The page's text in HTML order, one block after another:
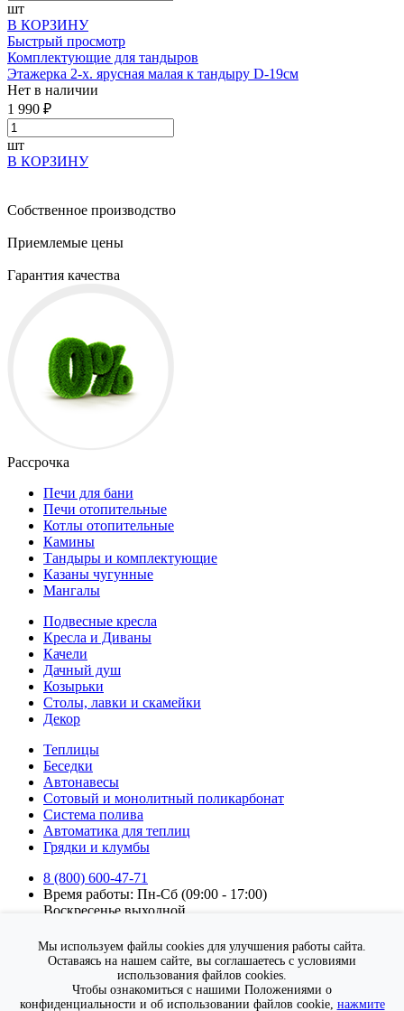
шт
В КОРЗИНУ
Быстрый просмотр
Комплектующие для тандыров
Этажерка 2-х. ярусная малая к тандыру D-19см
Нет в наличии
1 990 ₽
шт
В КОРЗИНУ
Собственное производство
Приемлемые цены
Гарантия качества
Рассрочка
Печи для бани
Печи отопительные
Котлы отопительные
Камины
Тандыры и комплектующие
Казаны чугунные
Мангалы
Подвесные кресла
Кресла и Диваны
Качели
Дачный душ
Козырьки
Столы, лавки и скамейки
Декор
Теплицы
Беседки
Автонавесы
Сотовый и монолитный поликарбонат
Система полива
Автоматика для теплиц
Грядки и клумбы
8 (800) 600-47-71
Время работы: Пн-Сб (09:00 - 17:00)
Воскресенье выходной.
Подписка на новости
Подписаться
обработку персональных данных
Мы используем файлы cookies для улучшения работы сайта.
Оставаясь на нашем сайте, вы соглашаетесь с условиями
использования файлов cookies.
Чтобы ознакомиться с нашими Положениями о
конфиденциальности и об использовании файлов cookie, нажмите